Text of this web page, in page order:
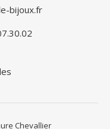
bijoux.fr
Chevallier